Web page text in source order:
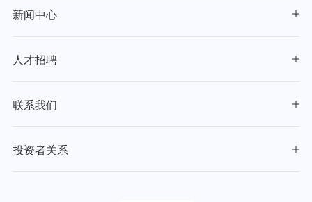
新闻中心
人才招聘
联系我们
投资者关系